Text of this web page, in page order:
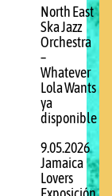
North East
Ska Jazz
Orchestra
–
Whatever
Lola Wants
ya
disponible
9.05.2026
Jamaica
Lovers